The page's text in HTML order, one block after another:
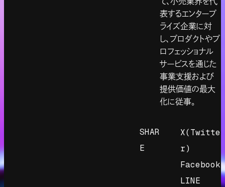
表するエンタープ
ライズ企業に対
し、プロダクトやプ
ロフェッショナル
サービスを通じた
事業支援および
提供価値の最大
化に従事。
SHAR
E
X(Twitte
r)
Facebook
LINE